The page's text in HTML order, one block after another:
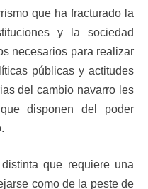
que ha fracturado la
y la sociedad
necesarios para realizar
públicas y actitudes
del cambio navarro les
disponen del poder
que requiere una
como de la peste de